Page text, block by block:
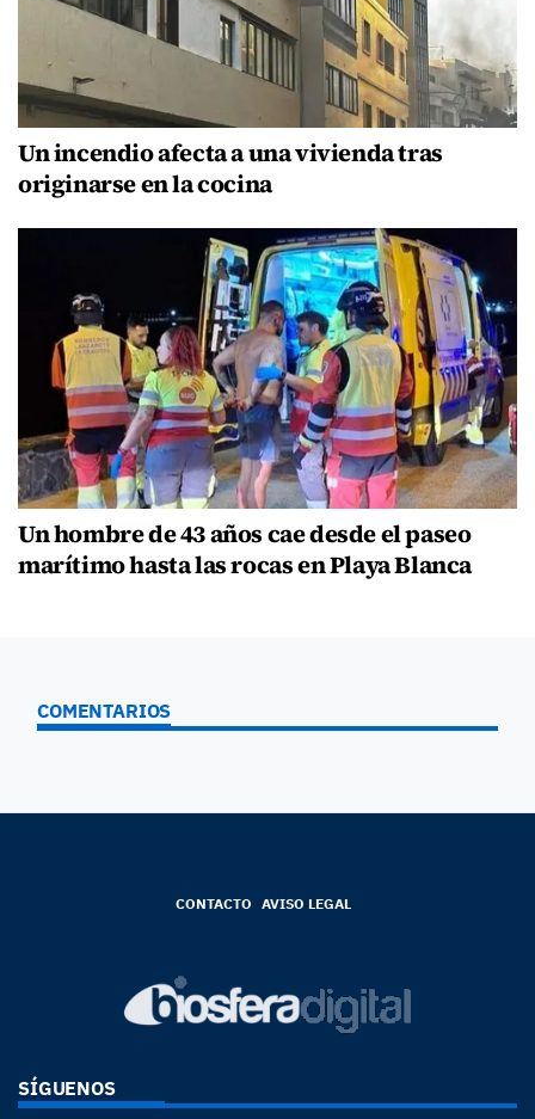
Un incendio afecta a una vivienda tras
originarse en la cocina
Un hombre de 43 años cae desde el paseo
marítimo hasta las rocas en Playa Blanca
COMENTARIOS
CONTACTO AVISO LEGAL
SÍGUENOS